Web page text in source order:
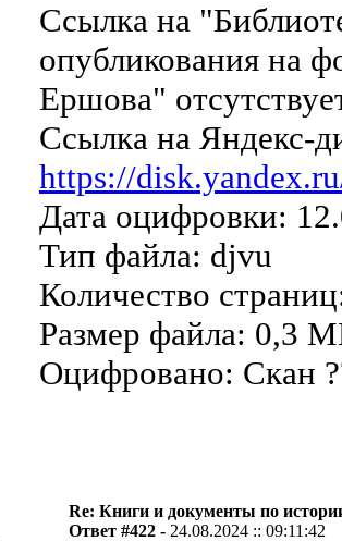
Ссылка на
опубликования на
Ершова"
Ссылка на Яндекс-
https://
Дата оцифровки:
Тип файла: djvu
Количество
Размер файла: 0,3
Оцифровано: Скан
Re: Книги и документы по
Ответ #422 - 24.08.2024 :: 09:11:42